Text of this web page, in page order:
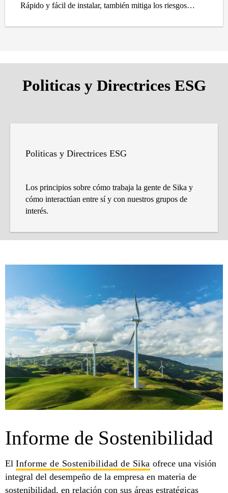
Rápido y fácil de instalar, también mitiga los riesgos
que lo convierte en una opción confiable para contratistas
sensibles.
Politicas y Directrices ESG
Politicas y Directrices ESG
Los principios sobre cómo trabaja la gente de Sika y
cómo interactúan entre sí y con nuestros grupos de
interés.
Informe de Sostenibilidad
El Informe de Sostenibilidad de Sika ofrece una visión
integral del desempeño de la empresa en materia de
sostenibilidad, en relación con sus áreas estratégicas